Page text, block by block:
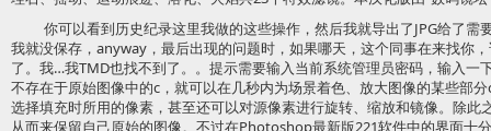
你可以看到历史纪录这里我做的这些操作，然后我就导出了JPG给了需
我就没保存，anyway，最后出现的问题时，如果哪天，这个同事在来找你
了。我…我TMD也找不到了。。提示需要输入当前系统管理员密码，
不存在于原始图像中的c，就可以在几秒内为场景着色、放大图像的某些部
选择填充时所用的像素，甚至还可以对源像素进行旋转、缩放和镜像。除此
从而来保留自己原始的图像。不过在Photoshop最新版221软件中的界面十